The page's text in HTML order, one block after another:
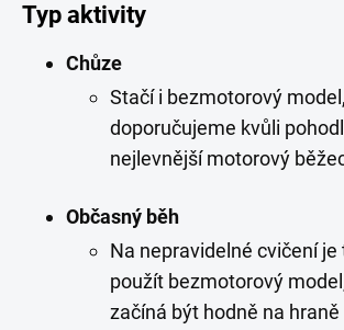
Typ aktivity
Chůze
Stačí i bezmotorový
doporučujeme kvůli
nejlevnější motorový
Občasný běh
Na nepravidelné cvičení
použít bezmotorový
začíná být hodně na hraně